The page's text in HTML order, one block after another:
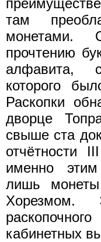
там
прочтению
алфавита,
которого
Раскопки
дворце
свыше ста
отчётности
именно
лишь
Хорезмом.
кабинетных